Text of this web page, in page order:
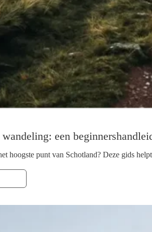
een
hoogste punt van Schotland? Deze gids